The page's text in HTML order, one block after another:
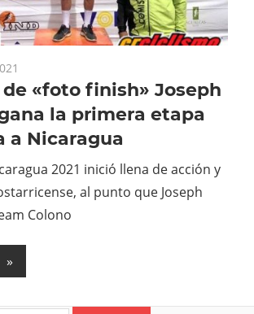
«foto finish» Joseph
la primera etapa
a Nicaragua
2021 inició llena de acción y
al punto que Joseph
Colono
Next
Posts
»